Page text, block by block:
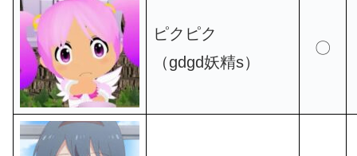
ピクピク
（gdgd妖精s）
〇